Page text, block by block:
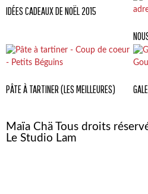
IDÉES CADEAUX DE NOËL 2015
PÂTE À TARTINER (LES MEILLEURES)
Maïa Chä Tous droits
Le Studio Lam